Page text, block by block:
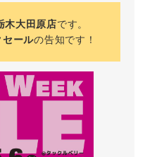
木大田原店です。
セールの告知です！